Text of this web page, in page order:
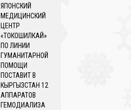
ЯПОНСКИЙ
МЕДИЦИНСКИЙ
ЦЕНТР
«ТОКОШИЛКАЙ»
ПО ЛИНИИ
ГУМАНИТАРНОЙ
ПОМОЩИ
ПОСТАВИТ В
КЫРГЫЗСТАН 12
АППАРАТОВ
ГЕМОДИАЛИЗА